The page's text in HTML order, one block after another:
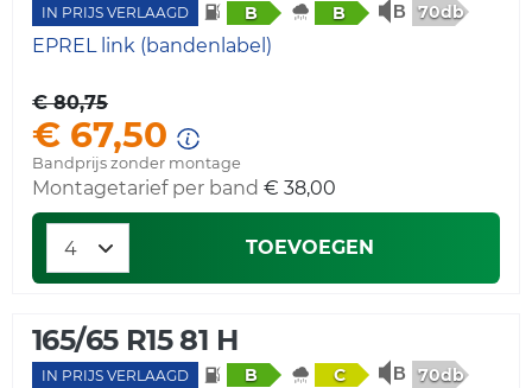
IN PRIJS VERLAAGD B B 70db
EPREL link (bandenlabel)
€ 80,75
€ 67,50
Bandprijs zonder montage
Montagetarief per band € 38,00
TOEVOEGEN
165/65 R15 81 H
IN PRIJS VERLAAGD B C 70db